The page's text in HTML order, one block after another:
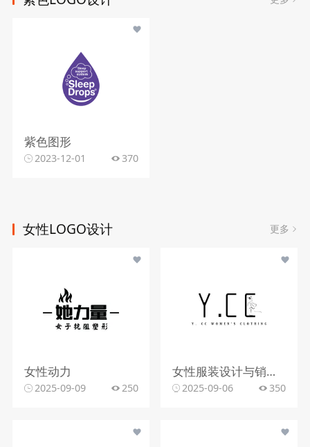
紫色图形
2023-12-01 370
女性LOGO设计 更多
女性动力
2025-09-09 250
女性服装设计与销售行业
2025-09-06 350